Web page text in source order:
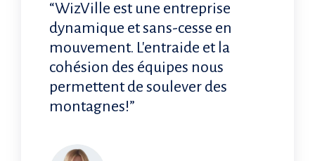
“WizVille est une entreprise
dynamique et sans-cesse en
mouvement. L'entraide et la
cohésion des équipes nous
permettent de soulever des
montagnes!”